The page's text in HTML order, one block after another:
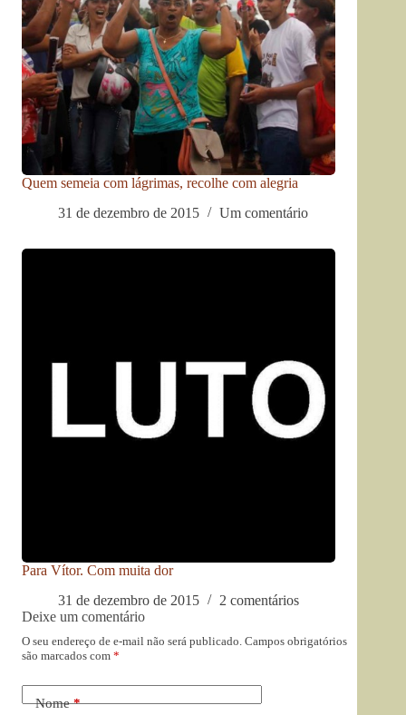
Quem semeia com lágrimas, recolhe com alegria
31 de dezembro de 2015
Um comentário
Para Vítor. Com muita dor
31 de dezembro de 2015
2 comentários
Deixe um comentário
O seu endereço de e-mail não será publicado. Campos obrigatórios
são marcados com *
Nome*